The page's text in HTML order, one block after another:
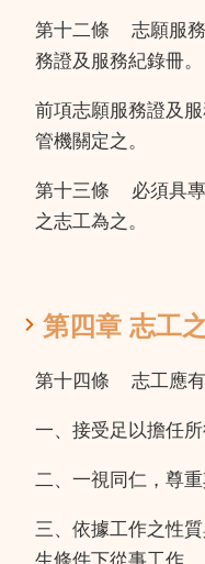
第十二條
志願服
務證及服務紀錄冊。
前項志願服務證及
管機關定之。
第十三條
必須具
之志工為之。
第四章 志工
第十四條 志工應
一、接受足以擔任所
二、一視同仁，尊
三、依據工作之性